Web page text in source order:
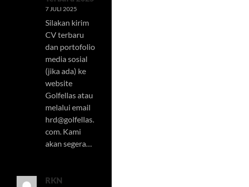
7 JULI 2025
Silakan kirim
CV terbaru
dan portofolio
media sosial
(jika ada) ke
website
Golfellas atau
melalui email
hrd@golfellas.
com. Kami
akan segera…
RKN